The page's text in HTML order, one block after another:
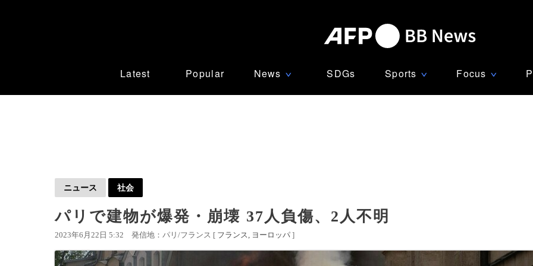
Latest Popular News ∨ SDGs Sports ∨ Focus ∨
ニュース 社会
パリで建物が爆発・崩壊 37人負傷、2人不明
2023年6月22日 5:32 発信地：パリ/フランス [ フランス ヨーロッパ ]